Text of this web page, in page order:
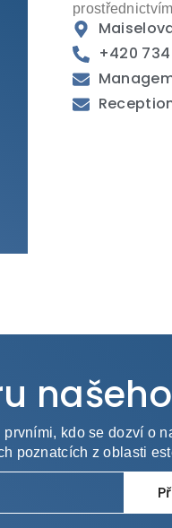
+420
kdo se dozví o
poznatcích z oblasti